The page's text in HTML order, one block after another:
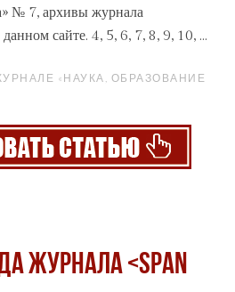
№ 7, архивы журнала
сайте. 4, 5, 6, 7, 8, 9, 10, ...
«НАУКА, ОБРАЗОВАНИЕ
журнала <span